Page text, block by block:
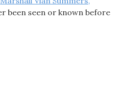
been seen or known before